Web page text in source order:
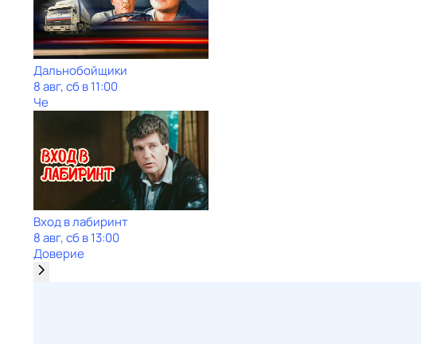
Дальнобойщики
8 авг, сб в 11:00
Че
Вход в лабиринт
8 авг, сб в 13:00
Доверие